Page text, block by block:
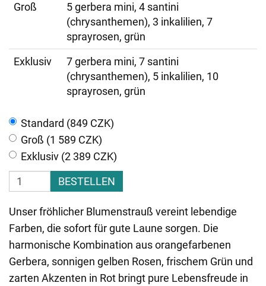
Groß
5 gerbera mini, 4 santini
(chrysanthemen), 3 inkalilien, 7
sprayrosen, grün
Exklusiv
7 gerbera mini, 7 santini
(chrysanthemen), 5 inkalilien, 10
sprayrosen, grün
Standard (849 CZK)
Groß (1 589 CZK)
Exklusiv (2 389 CZK)
BESTELLEN
Unser fröhlicher Blumenstrauß vereint lebendige
Farben, die sofort für gute Laune sorgen. Die
harmonische Kombination aus orangefarbenen
Gerbera, sonnigen gelben Rosen, frischem Grün und
zarten Akzenten in Rot bringt pure Lebensfreude in